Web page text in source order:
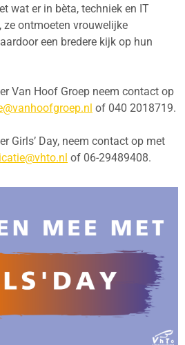
wat er in bèta, techniek en IT
ontmoeten vrouwelijke
een bredere kijk op hun
Van Hoof Groep neem contact op
of 040 2018719.
Girls’ Day, neem contact op met
of 06-29489408.